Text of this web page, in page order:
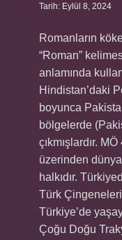
Tarih: Eylül 8, 2024
Romanların
“Roman”
anlamında
Hindistan’daki
boyunca
bölgelerde
çıkmışlardır.
üzerinden
halkıdır.
Türk
Türkiye’de
Çoğu Doğu